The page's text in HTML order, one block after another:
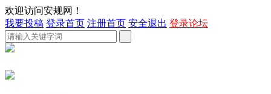
欢迎访问安规网！
我要投稿 登录首页 注册首页 安全退出 登录论坛